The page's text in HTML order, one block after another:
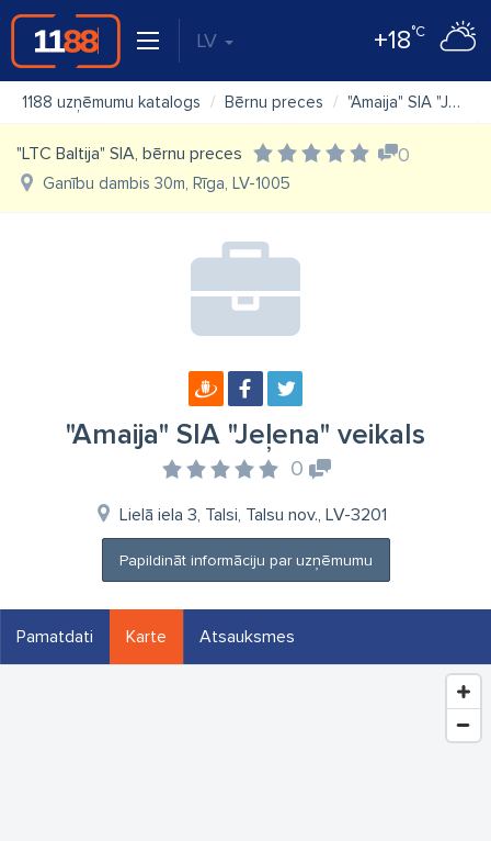
LV +18°C
1188 uzņēmumu katalogs Bērnu preces "Amaija" SIA "Jeļena" veikals
"LTC Baltija" SIA, bērnu preces 0
Ganību dambis 30m, Rīga, LV-1005
"Amaija" SIA "Jeļena" veikals
0
Lielā iela 3, Talsi, Talsu nov., LV-3201
Papildināt informāciju par uzņēmumu
Pamatdati Karte Atsauksmes